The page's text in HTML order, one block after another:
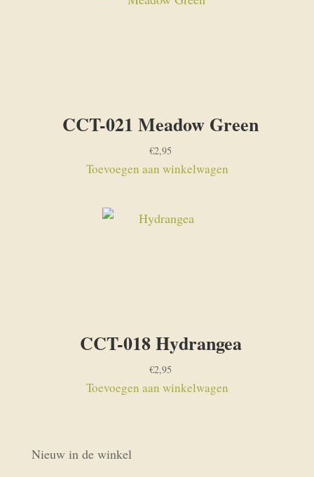
CCT-021 Meadow Green
€2,95
Toevoegen aan winkelwagen
CCT-018 Hydrangea
€2,95
Toevoegen aan winkelwagen
Nieuw in de winkel